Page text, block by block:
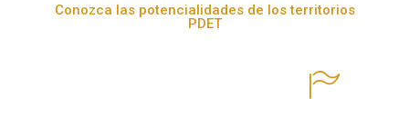
Conozca las potencialidades de los territorios
PDET